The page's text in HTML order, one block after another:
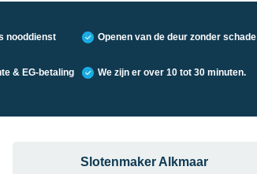
nooddienst
& EG-betaling
Openen van de deur zonder schade
We zijn er over 10 tot 30 minuten.
Slotenmaker Alkmaar